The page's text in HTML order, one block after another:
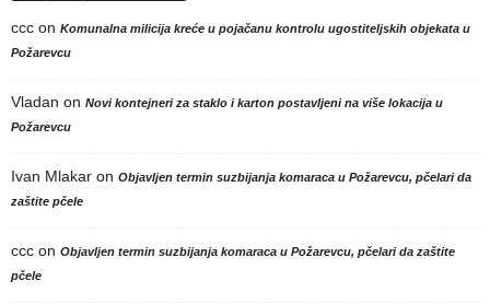
ccc on Komunalna milicija kreće u pojačanu kontrolu ugostiteljskih objekata u
Požarevcu
Vladan on Novi kontejneri za staklo i karton postavljeni na više lokacija u
Požarevcu
Ivan Mlakar on Objavljen termin suzbijanja komaraca u Požarevcu, pčelari da
zaštite pčele
ccc on Objavljen termin suzbijanja komaraca u Požarevcu, pčelari da zaštite
pčele